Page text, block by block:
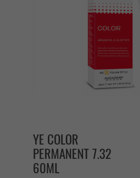
YE COLOR
PERMANENT 7.32
60ML